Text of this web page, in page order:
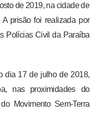
de 2019, na cidade de
prisão foi realizada por
Polícias Civil da Paraíba
dia 17 de julho de 2018,
nas proximidades do
Movimento Sem-Terra